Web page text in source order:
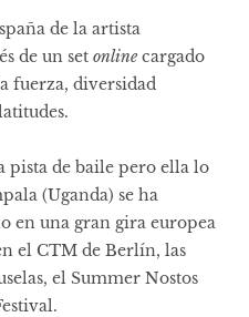
de la artista
de un set onlinecargado
fuerza, diversidad
pista de baile pero ella lo
(Uganda) se ha
en una gran gira europea
el CTM de Berlín, las
el Summer Nostos